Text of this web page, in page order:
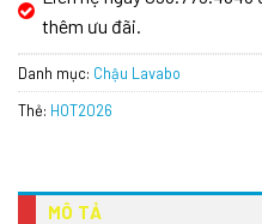
thêm ưu đãi.
Danh mục: Chậu Lavabo
Thẻ: HOT2026
MÔ TẢ